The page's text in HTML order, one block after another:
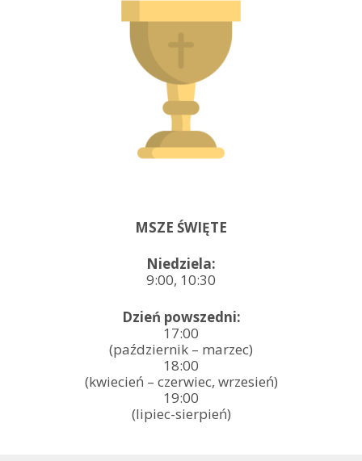
MSZE ŚWIĘTE
Niedziela:
9:00, 10:30
Dzień powszedni:
17:00
(październik – marzec)
18:00
(kwiecień – czerwiec, wrzesień)
19:00
(lipiec-sierpień)